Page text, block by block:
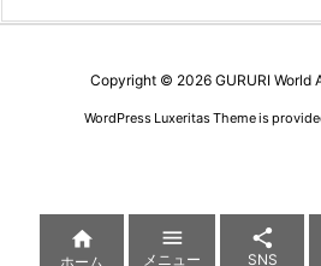
Copyright © 2026 GURURI World
WordPress Luxeritas Theme is

ホーム

メニュー

SNS